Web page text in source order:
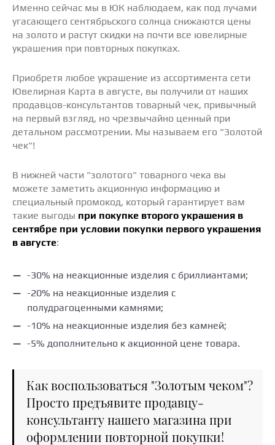
Именно сейчас мы в ЮК наблюдаем, как под лучами
угасающего сентябрьского солнца снижаются цены
на золото и растут скидки на почти все ювелирные
украшения при повторных покупках.
Приобретя любое украшение из ассортимента сети
Ювелирная Карта в августе, вы получили от наших
продавцов-консультантов товарный чек, привычный
на первый взгляд, но чрезвычайно ценный при
детальном рассмотрении. Мы называем его "Золотой
чек"!
В нижней части "золотого" товарного чека вы
можете заметить акционную информацию и
специальный промокод, который гарантирует вам
такие выгоды при покупке второго украшения в
сентябре при условии покупки первого украшения
в августе:
-30% на неакционные изделия с бриллиантами;
-20% на неакционные изделия с
полудрагоценными камнями;
-10% на неакционные изделия без камней;
-5% дополнительно к акционной цене товара.
Как воспользоваться "Золотым чеком"?
Просто предъявите продавцу-
консультанту нашего магазина при
оформлении повторной покупки!